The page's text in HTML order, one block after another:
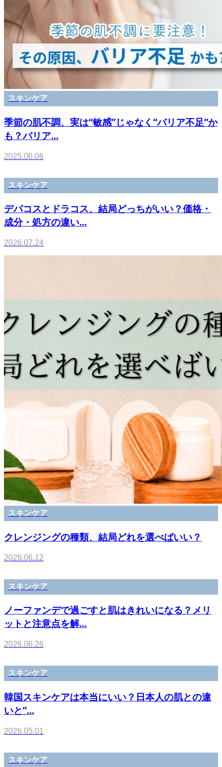
スキンケア
季節の肌不調、実は“敏感”じゃなく“バリア不足”か
も？バリア...
2025.06.06
スキンケア
デパコスとドラコス、結局どっちがいい？価格・
成分・処方の違い...
2026.07.24
スキンケア
クレンジングの種類、結局どれを選べばいい？
2026.06.12
スキンケア
ノーファンデで過ごすと肌はきれいになる？メリ
ットと注意点を解...
2026.06.26
スキンケア
韓国スキンケアは本当にいい？日本人の肌との違
いと”...
2026.05.01
スキンケア